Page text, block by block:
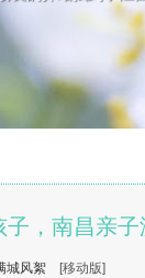
，南昌亲子
城风絮 [移动版]